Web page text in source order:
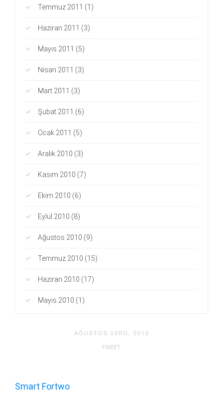
Temmuz 2011 (1)
Haziran 2011 (3)
Mayıs 2011 (5)
Nisan 2011 (3)
Mart 2011 (3)
Şubat 2011 (6)
Ocak 2011 (5)
Aralık 2010 (3)
Kasım 2010 (7)
Ekim 2010 (6)
Eylül 2010 (8)
Ağustos 2010 (9)
Temmuz 2010 (15)
Haziran 2010 (17)
Mayıs 2010 (1)
AĞUSTOS 03RD, 2010
TWEET
Smart Fortwo